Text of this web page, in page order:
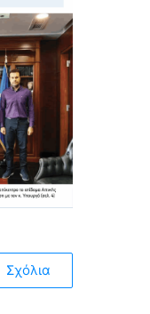
Σχόλια